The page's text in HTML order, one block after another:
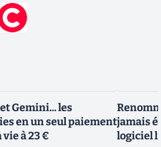
Gemini... les
en un seul paiement
à 23 €
jamais
logiciel